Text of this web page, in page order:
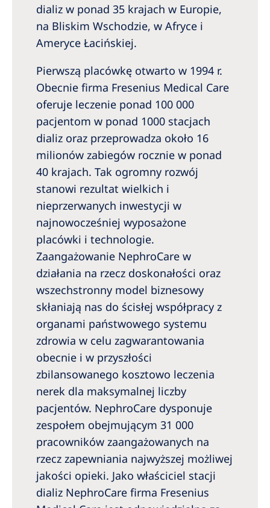
dializ w ponad 35 krajach w Europie,
na Bliskim Wschodzie, w Afryce i
Ameryce Łacińskiej.
Pierwszą placówkę otwarto w 1994 r.
Obecnie firma Fresenius Medical Care
oferuje leczenie ponad 100 000
pacjentom w ponad 1000 stacjach
dializ oraz przeprowadza około 16
milionów zabiegów rocznie w ponad
40 krajach. Tak ogromny rozwój
stanowi rezultat wielkich i
nieprzerwanych inwestycji w
najnowocześniej wyposażone
placówki i technologie.
Zaangażowanie NephroCare w
działania na rzecz doskonałości oraz
wszechstronny model biznesowy
skłaniają nas do ścisłej współpracy z
organami państwowego systemu
zdrowia w celu zagwarantowania
obecnie i w przyszłości
zbilansowanego kosztowo leczenia
nerek dla maksymalnej liczby
pacjentów. NephroCare dysponuje
zespołem obejmującym 31 000
pracowników zaangażowanych na
rzecz zapewniania najwyższej możliwej
jakości opieki. Jako właściciel stacji
dializ NephroCare firma Fresenius